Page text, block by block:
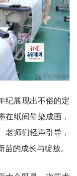
纪展现出不俗的定
在纸间晕染成画，
老师们轻声引导，
的成长与绽放。